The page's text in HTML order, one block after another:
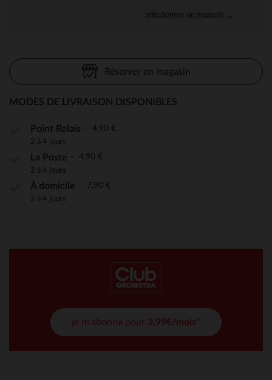
sélectionner un magasin →
Réserver en magasin
MODES DE LIVRAISON DISPONIBLES
Point Relais 4,90 €
2 à 4 jours
La Poste 4,90 €
2 à 4 jours
À domicile 7,90 €
2 à 4 jours
je m'abonne pour 3,99€/mois*